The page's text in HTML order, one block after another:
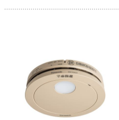
ラ
り込む